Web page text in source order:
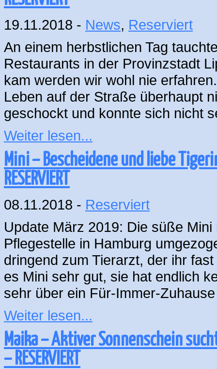
19.11.2018 - News, Reserviert
An einem herbstlichen Tag
Restaurants in der Provinzstadt
kam werden wir wohl nie
Leben auf der Straße überhaupt
geschockt und konnte sich nicht
Weiter lesen...
Mini – Bescheidene und liebe
RESERVIERT
08.11.2018 - Reserviert
Update März 2019: Die süße
Pflegestelle in Hamburg
dringend zum Tierarzt, der ihr
es Mini sehr gut, sie hat endlich
sehr über ein Für-Immer-
Weiter lesen...
Maika – Aktiver Sonnenschein
– RESERVIERT